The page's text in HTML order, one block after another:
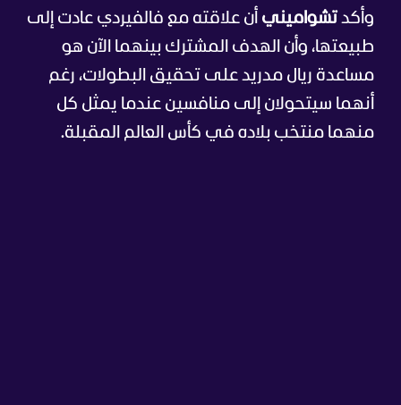
وأكد تشواميني أن علاقته مع فالفيردي عادت إلى
طبيعتها، وأن الهدف المشترك بينهما الآن هو
مساعدة ريال مدريد على تحقيق البطولات، رغم
أنهما سيتحولان إلى منافسين عندما يمثل كل
منهما منتخب بلاده في كأس العالم المقبلة.